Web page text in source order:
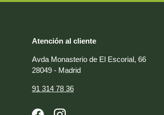
Atención al cliente
Avda Monasterio de El Escorial, 66
28049 - Madrid
91 314 78 36